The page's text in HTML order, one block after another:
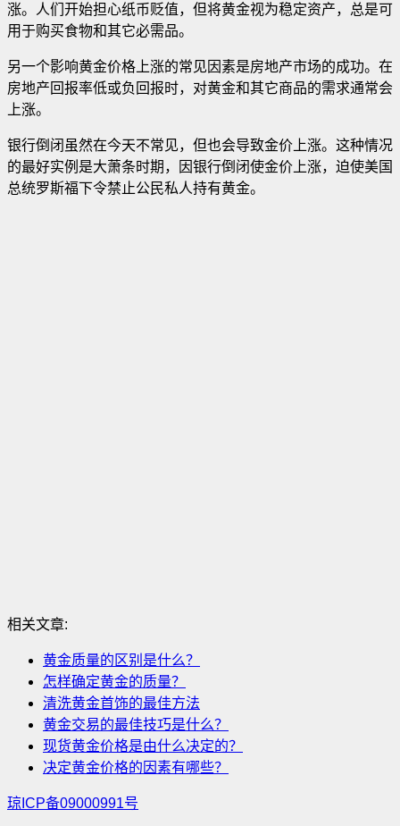
涨。人们开始担心纸币贬值，但将黄金视为稳定资产，总是可
用于购买食物和其它必需品。
另一个影响黄金价格上涨的常见因素是房地产市场的成功。在
房地产回报率低或负回报时，对黄金和其它商品的需求通常会
上涨。
银行倒闭虽然在今天不常见，但也会导致金价上涨。这种情况
的最好实例是大萧条时期，因银行倒闭使金价上涨，迫使美国
总统罗斯福下令禁止公民私人持有黄金。
相关文章:
黄金质量的区别是什么？
怎样确定黄金的质量？
清洗黄金首饰的最佳方法
黄金交易的最佳技巧是什么？
现货黄金价格是由什么决定的？
决定黄金价格的因素有哪些？
琼ICP备09000991号